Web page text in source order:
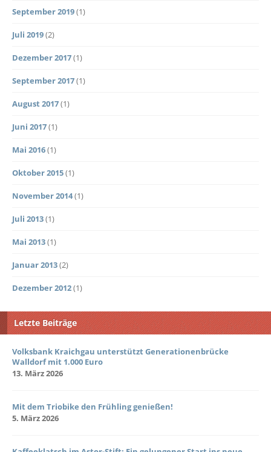
September 2019(1)
Juli 2019(2)
Dezember 2017(1)
September 2017(1)
August 2017(1)
Juni 2017(1)
Mai 2016(1)
Oktober 2015(1)
November 2014(1)
Juli 2013(1)
Mai 2013(1)
Januar 2013(2)
Dezember 2012(1)
Letzte Beiträge
Volksbank Kraichgau unterstützt Generationenbrücke
Walldorf mit 1.000 Euro
13. März 2026
Mit dem Triobike den Frühling genießen!
5. März 2026